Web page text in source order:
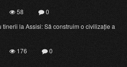
58
0
tinerii la Assisi: Să construim o civilizație a
176 0